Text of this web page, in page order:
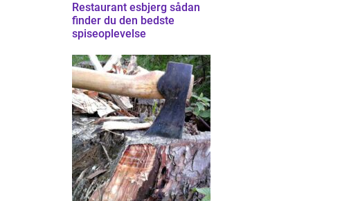
Restaurant esbjerg sådan
finder du den bedste
spiseoplevelse